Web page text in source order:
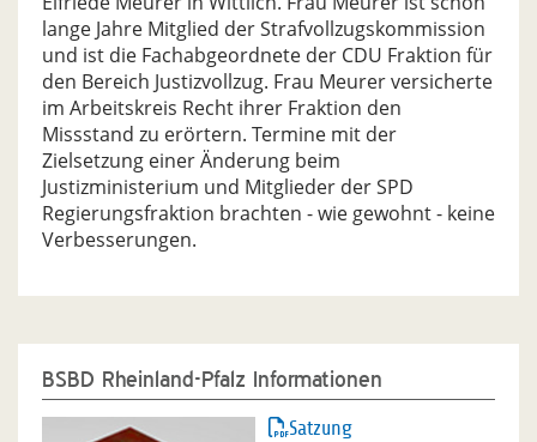
lange Jahre Mitglied der Strafvollzugskommission
und ist die Fachabgeordnete der CDU Fraktion für
den Bereich Justizvollzug. Frau Meurer versicherte
im Arbeitskreis Recht ihrer Fraktion den
Missstand zu erörtern. Termine mit der
Zielsetzung einer Änderung beim
Justizministerium und Mitglieder der SPD
Regierungsfraktion brachten - wie gewohnt - keine
Verbesserungen.
BSBD Rheinland-Pfalz Informationen
Satzung